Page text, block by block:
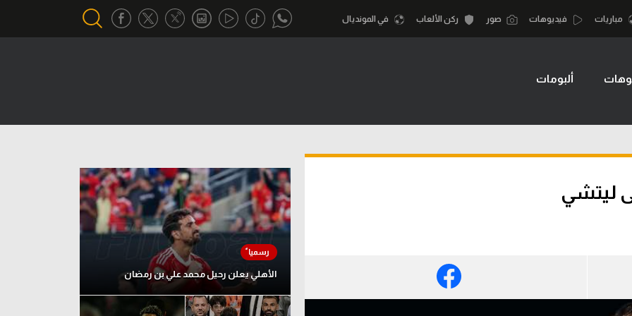
الدوري الإنجليزي
كرة السلة الأمريكية
كرة سلة
رياضة نسائية
تحقيق في الجول
تقرير في الجول
تحليل في الجول
حكايات في الجول
كويز في الجول
فيديو في الجول
مباريات فيديوهات صور ركن الألعاب في المونديال
ألبومات
ليتشي
الأهلي يعلن رحيل محمد علي بن رمضان